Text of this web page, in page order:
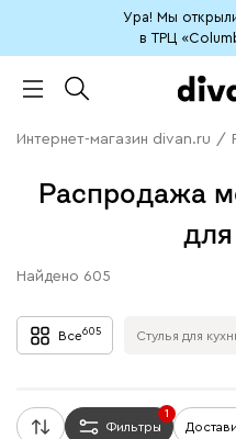
Ура! Мы
в ТРЦ
Интернет-магазин divan.ru /
Распродажа
Найдено 605
Все605 Стулья для
Фильтры
1